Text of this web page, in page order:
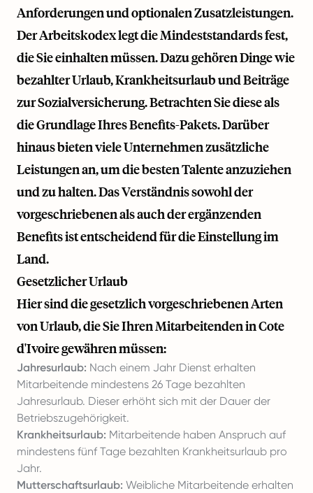
Anforderungen und optionalen Zusatzleistungen.
Der Arbeitskodex legt die Mindeststandards fest,
die Sie einhalten müssen. Dazu gehören Dinge wie
bezahlter Urlaub, Krankheitsurlaub und Beiträge
zur Sozialversicherung. Betrachten Sie diese als
die Grundlage Ihres Benefits-Pakets. Darüber
hinaus bieten viele Unternehmen zusätzliche
Leistungen an, um die besten Talente anzuziehen
und zu halten. Das Verständnis sowohl der
vorgeschriebenen als auch der ergänzenden
Benefits ist entscheidend für die Einstellung im
Land.
Gesetzlicher Urlaub
Hier sind die gesetzlich vorgeschriebenen Arten
von Urlaub, die Sie Ihren Mitarbeitenden in Cote
d'Ivoire gewähren müssen:
Jahresurlaub: Nach einem Jahr Dienst erhalten
Mitarbeitende mindestens 26 Tage bezahlten
Jahresurlaub. Dieser erhöht sich mit der Dauer der
Betriebszugehörigkeit.
Krankheitsurlaub: Mitarbeitende haben Anspruch auf
mindestens fünf Tage bezahlten Krankheitsurlaub pro
Jahr.
Mutterschaftsurlaub: Weibliche Mitarbeitende erhalten